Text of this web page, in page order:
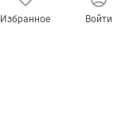
Избранное Войти